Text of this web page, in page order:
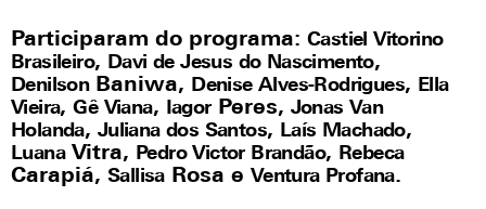
Participaram do programa: Castiel Vitorino
Brasileiro, Davi de Jesus do Nascimento,
DenilsonBaniwa, Denise Alves-Rodrigues, Ella
Vieira, Gê Viana, IagorPeres, Jonas Van
Holanda, Juliana dos Santos, Laís Machado,
Luana Vitra, Pedro Victor Brandão, Rebeca
Carapiá, SallisaRosa e Ventura Profana.